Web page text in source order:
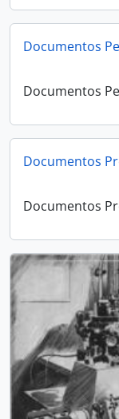
Documentos
Documentos
Documentos
Documentos